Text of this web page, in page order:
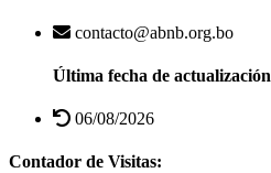
contacto@abnb.org.bo
Última fecha de actualización
06/08/2026
Contador de Visitas: